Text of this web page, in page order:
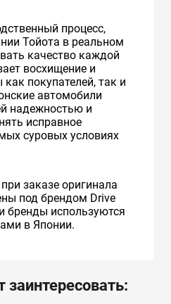
процесс,
Тойота в реальном
качество каждой
восхищение и
покупателей, так и
автомобили
надежностью и
исправное
суровых условиях
заказе оригинала
под брендом Drive
бренды используются
в Японии.